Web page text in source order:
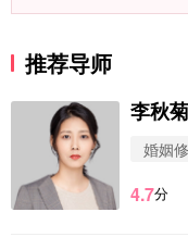
推荐导师
李秋菊
婚姻
4.7分